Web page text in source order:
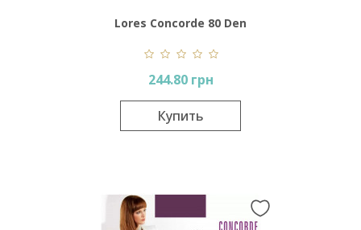
Lores Concorde 80 Den
244.80 грн
Купить